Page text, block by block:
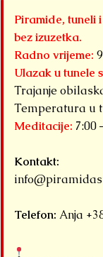
Piramide, tuneli
bez izuzetka.
Radno vrijeme:
Ulazak u tunele
Trajanje
Temperatura u
Meditacije: 7:00
Kontakt:
Telefon: Anja